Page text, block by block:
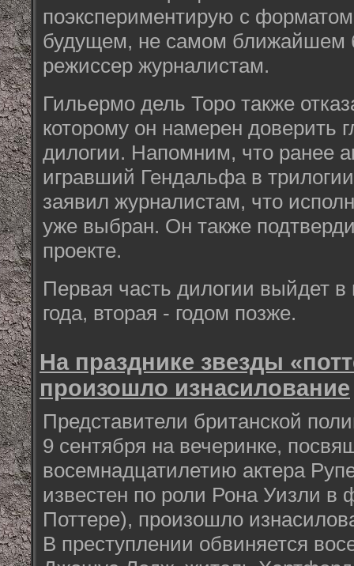
поэкспериментирую с
будущем, не самом ближайшем
режиссер журналистам.
Гильермо дель Торо также
которому он намерен доверить
дилогии. Напомним, что ранее
игравший Гендальфа в
заявил журналистам, что
уже выбран. Он также
проекте.
Первая часть дилогии выйдет в
года, вторая - годом позже.
На празднике звезды
произошло изнасилование
Представители британской
9 сентября на вечеринке,
восемнадцатилетию актера
известен по роли Рона Уизли в
Поттере), произошло
В преступлении обвиняется